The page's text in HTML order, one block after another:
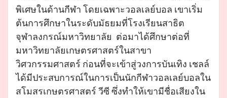
พิเศษในด้านกีฬา โดยเฉพาะวอลเลย์บอล เขาเริ่ม
ต้นการศึกษาในระดับมัธยมที่โรงเรียนสาธิต
จุฬาลงกรณ์มหาวิทยาลัย ต่อมาได้ศึกษาต่อที่
มหาวิทยาลัยเกษตรศาสตร์ในสาขา
วิศวกรรมศาสตร์ ก่อนที่จะเข้าสู่วงการบันเทิง เชลล์
ได้มีประสบการณ์ในการเป็นนักกีฬาวอลเลย์บอลใน
สโมสรเกษตรศาสตร์ วีซี ซึ่งทำให้เขามีชื่อเสียงใน